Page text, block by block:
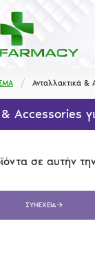
Ανταλλακτικά &
Accessories
σε αυτήν
ΣΥΝΈΧΕΙΑ